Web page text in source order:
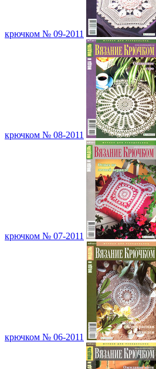
крючком № 09-2011
крючком № 08-2011
крючком № 07-2011
крючком № 06-2011